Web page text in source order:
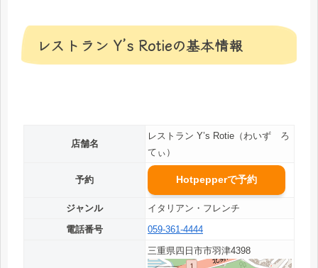
レストラン Y’s Rotieの基本情報
店舗名
レストラン Y’s Rotie（わいず ろ
てぃ）
予約 Hotpepperで予約
ジャンル
イタリアン・フレンチ
電話番号
059-361-4444
三重県四日市市羽津4398